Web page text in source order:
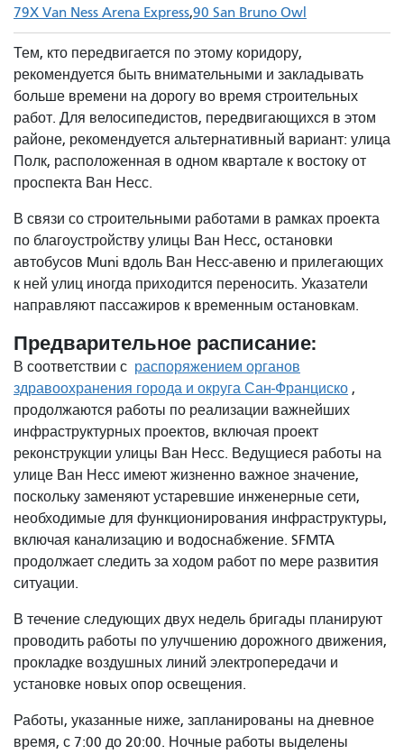
79X Van Ness Arena Express 90 San Bruno Owl
Тем, кто передвигается по этому коридору,
рекомендуется быть внимательными и закладывать
больше времени на дорогу во время строительных
работ. Для велосипедистов, передвигающихся в этом
районе, рекомендуется альтернативный вариант: улица
Полк, расположенная в одном квартале к востоку от
проспекта Ван Несс.
В связи со строительными работами в рамках проекта
по благоустройству улицы Ван Несс, остановки
автобусов Muni вдоль Ван Несс-авеню и прилегающих
к ней улиц иногда приходится переносить. Указатели
направляют пассажиров к временным остановкам.
Предварительное расписание:
В соответствии с распоряжением органов
здравоохранения города и округа Сан-Франциско ,
продолжаются работы по реализации важнейших
инфраструктурных проектов, включая проект
реконструкции улицы Ван Несс. Ведущиеся работы на
улице Ван Несс имеют жизненно важное значение,
поскольку заменяют устаревшие инженерные сети,
необходимые для функционирования инфраструктуры,
включая канализацию и водоснабжение. SFMTA
продолжает следить за ходом работ по мере развития
ситуации.
В течение следующих двух недель бригады планируют
проводить работы по улучшению дорожного движения,
прокладке воздушных линий электропередачи и
установке новых опор освещения.
Работы, указанные ниже, запланированы на дневное
время, с 7:00 до 20:00. Ночные работы выделены